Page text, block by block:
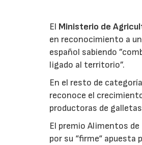
El Ministerio de
en reconocimiento a
español sabiendo
ligado al territorio”.
En el resto de
reconoce el
productoras de
El premio Alimentos de
por su “firme“